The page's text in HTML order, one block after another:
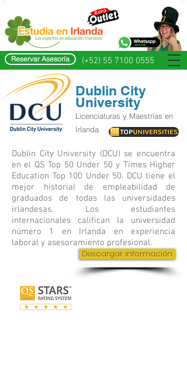
Reservar Asesoría (+52) 55 7100 0555
Dublin City
University
Licenciaturas y Maestrías en
Irlanda
Dublin City University (DCU) se encuentra
en el QS Top 50 Under 50 y Times Higher
Education Top 100 Under 50. DCU tiene el
mejor historial de empleabilidad de
graduados de todas las universidades
irlandesas. Los estudiantes
internacionales califican la universidad
número 1 en Irlanda en experiencia
laboral y asesoramiento profesional.
Descargar información